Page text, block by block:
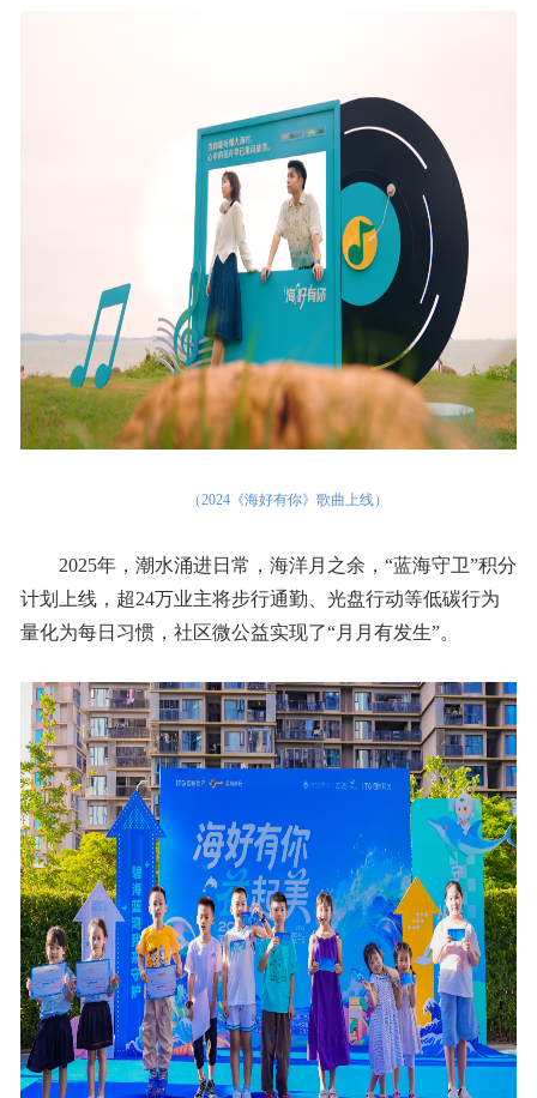
（2024《海好有你》歌曲上线）
2025年，潮水涌进日常，海洋月之余，“蓝海守卫”积分
计划上线，超24万业主将步行通勤、光盘行动等低碳行为
量化为每日习惯，社区微公益实现了“月月有发生”。